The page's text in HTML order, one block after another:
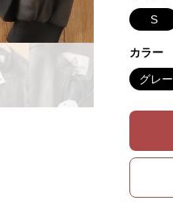
S
カラー
グレー